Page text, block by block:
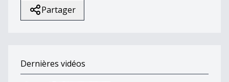
Partager
Dernières vidéos